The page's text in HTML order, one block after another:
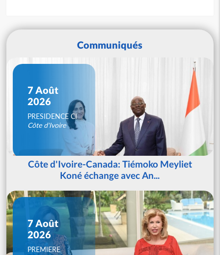
Communiqués
7 Août
2026
PRESIDENCE CI
Côte d'Ivoire
Côte d'Ivoire-Canada: Tiémoko Meyliet
Koné échange avec An...
7 Août
2026
PREMIERE